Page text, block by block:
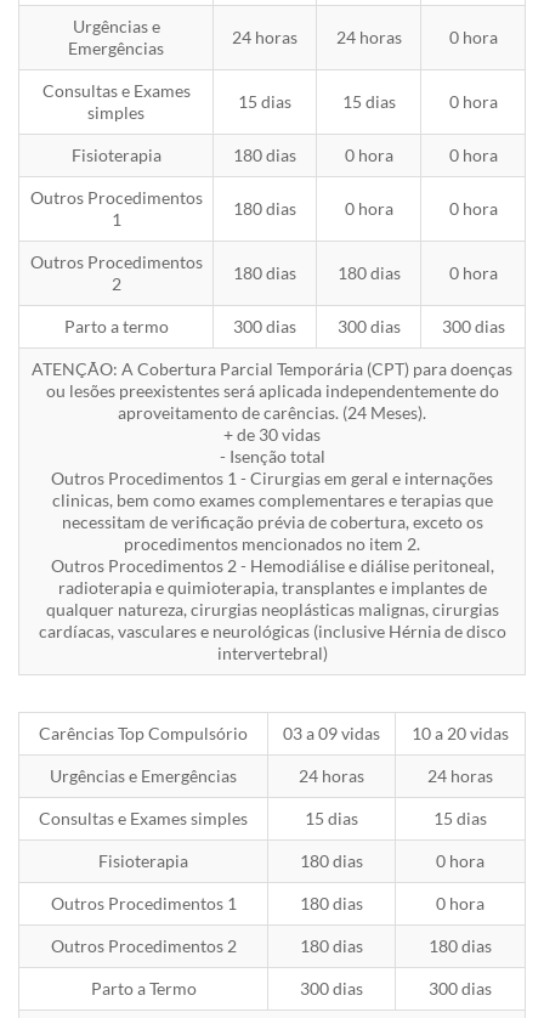
Urgências e
Emergências
24 horas 24 horas 0 hora
Consultas e Exames
simples
15 dias 15 dias 0 hora
Fisioterapia 180 dias 0 hora 0 hora
Outros Procedimentos
1
180 dias 0 hora 0 hora
Outros Procedimentos
2
180 dias 180 dias 0 hora
Parto a termo 300 dias 300 dias 300 dias
ATENÇÃO: A Cobertura Parcial Temporária (CPT) para doenças
ou lesões preexistentes será aplicada independentemente do
aproveitamento de carências. (24 Meses).
+ de 30 vidas
- Isenção total
Outros Procedimentos 1 - Cirurgias em geral e internações
clinicas, bem como exames complementares e terapias que
necessitam de verificação prévia de cobertura, exceto os
procedimentos mencionados no item 2.
Outros Procedimentos 2 - Hemodiálise e diálise peritoneal,
radioterapia e quimioterapia, transplantes e implantes de
qualquer natureza, cirurgias neoplásticas malignas, cirurgias
cardíacas, vasculares e neurológicas (inclusive Hérnia de disco
intervertebral)
Carências Top Compulsório 03 a 09 vidas 10 a 20 vidas
Urgências e Emergências 24 horas 24 horas
Consultas e Exames simples 15 dias 15 dias
Fisioterapia 180 dias 0 hora
Outros Procedimentos 1 180 dias 0 hora
Outros Procedimentos 2 180 dias 180 dias
Parto a Termo 300 dias 300 dias